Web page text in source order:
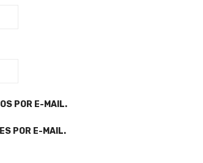
POR E-MAIL.
POR E-MAIL.